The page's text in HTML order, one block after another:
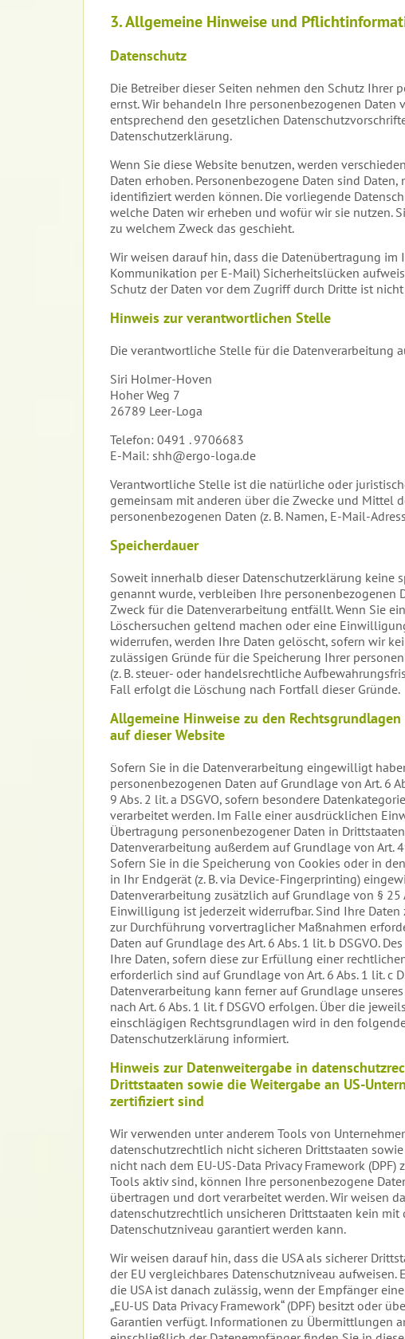
3. Allgemeine Hinweise und
Datenschutz
Die Betreiber dieser Seiten nehmen den Schutz Ihrer
ernst. Wir behandeln Ihre personenbezogenen Daten
entsprechend den gesetzlichen
Datenschutzerklärung.
Wenn Sie diese Website benutzen, werden
Daten erhoben. Personenbezogene Daten sind
identifiziert werden können. Die vorliegende
welche Daten wir erheben und wofür wir sie nutzen.
zu welchem Zweck das geschieht.
Wir weisen darauf hin, dass die Datenübertragung im
Kommunikation per E-Mail) Sicherheitslücken
Schutz der Daten vor dem Zugriff durch Dritte ist
Hinweis zur verantwortlichen Stelle
Die verantwortliche Stelle für die Datenverarbeitung
Siri Holmer-Hoven
Hoher Weg 7
26789 Leer-Loga
Telefon: 0491 . 9706683
E-Mail: shh@ergo-loga.de
Verantwortliche Stelle ist die natürliche oder
gemeinsam mit anderen über die Zwecke und Mittel
personenbezogenen Daten (z. B. Namen, E-Mail-
Speicherdauer
Soweit innerhalb dieser Datenschutzerklärung keine
genannt wurde, verbleiben Ihre personenbezogenen
Zweck für die Datenverarbeitung entfällt. Wenn Sie
Löschersuchen geltend machen oder eine
widerrufen, werden Ihre Daten gelöscht, sofern wir
zulässigen Gründe für die Speicherung Ihrer
(z. B. steuer- oder handelsrechtliche
Fall erfolgt die Löschung nach Fortfall dieser Gründe.
Allgemeine Hinweise zu den
auf dieser Website
Sofern Sie in die Datenverarbeitung eingewilligt
personenbezogenen Daten auf Grundlage von Art. 6
9 Abs. 2 lit. a DSGVO, sofern besondere
verarbeitet werden. Im Falle einer ausdrücklichen
Übertragung personenbezogener Daten in
Datenverarbeitung außerdem auf Grundlage von Art.
Sofern Sie in die Speicherung von Cookies oder in
in Ihr Endgerät (z. B. via Device-Fingerprinting)
Datenverarbeitung zusätzlich auf Grundlage von § 25
Einwilligung ist jederzeit widerrufbar. Sind Ihre
zur Durchführung vorvertraglicher Maßnahmen
Daten auf Grundlage des Art. 6 Abs. 1 lit. b DSGVO.
Ihre Daten, sofern diese zur Erfüllung einer
erforderlich sind auf Grundlage von Art. 6 Abs. 1 lit. c
Datenverarbeitung kann ferner auf Grundlage
nach Art. 6 Abs. 1 lit. f DSGVO erfolgen. Über die
einschlägigen Rechtsgrundlagen wird in den
Datenschutzerklärung informiert.
Hinweis zur Datenweitergabe in
Drittstaaten sowie die Weitergabe an US-
zertifiziert sind
Wir verwenden unter anderem Tools von
datenschutzrechtlich nicht sicheren Drittstaaten
nicht nach dem EU-US-Data Privacy Framework (DPF)
Tools aktiv sind, können Ihre personenbezogene
übertragen und dort verarbeitet werden. Wir weisen
datenschutzrechtlich unsicheren Drittstaaten kein mit
Datenschutzniveau garantiert werden kann.
Wir weisen darauf hin, dass die USA als sicherer
der EU vergleichbares Datenschutzniveau aufweisen.
die USA ist danach zulässig, wenn der Empfänger
„EU-US Data Privacy Framework“ (DPF) besitzt oder
Garantien verfügt. Informationen zu Übermittlungen